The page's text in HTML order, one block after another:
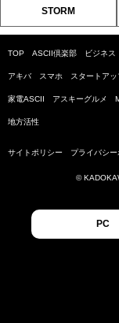
STORM
TOP ASCII倶楽部 ビジネス
アキバ スマホ スタートアッ
家電ASCII アスキーグルメ
地方活性
サイトポリシー プライバシー
©
PC